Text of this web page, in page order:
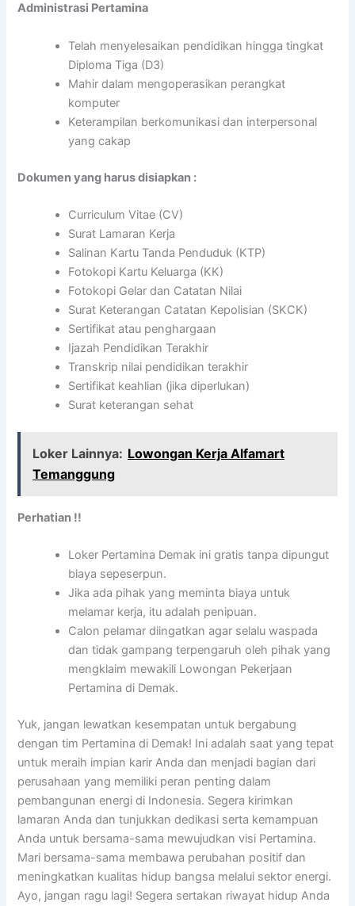
Administrasi Pertamina
Telah menyelesaikan pendidikan hingga tingkat
Diploma Tiga (D3)
Mahir dalam mengoperasikan perangkat
komputer
Keterampilan berkomunikasi dan interpersonal
yang cakap
Dokumen yang harus disiapkan :
Curriculum Vitae (CV)
Surat Lamaran Kerja
Salinan Kartu Tanda Penduduk (KTP)
Fotokopi Kartu Keluarga (KK)
Fotokopi Gelar dan Catatan Nilai
Surat Keterangan Catatan Kepolisian (SKCK)
Sertifikat atau penghargaan
Ijazah Pendidikan Terakhir
Transkrip nilai pendidikan terakhir
Sertifikat keahlian (jika diperlukan)
Surat keterangan sehat
Loker Lainnya: Lowongan Kerja Alfamart
Temanggung
Perhatian !!
Loker Pertamina Demak ini gratis tanpa dipungut
biaya sepeserpun.
Jika ada pihak yang meminta biaya untuk
melamar kerja, itu adalah penipuan.
Calon pelamar diingatkan agar selalu waspada
dan tidak gampang terpengaruh oleh pihak yang
mengklaim mewakili Lowongan Pekerjaan
Pertamina di Demak.
Yuk, jangan lewatkan kesempatan untuk bergabung
dengan tim Pertamina di Demak! Ini adalah saat yang tepat
untuk meraih impian karir Anda dan menjadi bagian dari
perusahaan yang memiliki peran penting dalam
pembangunan energi di Indonesia. Segera kirimkan
lamaran Anda dan tunjukkan dedikasi serta kemampuan
Anda untuk bersama-sama mewujudkan visi Pertamina.
Mari bersama-sama membawa perubahan positif dan
meningkatkan kualitas hidup bangsa melalui sektor energi.
Ayo, jangan ragu lagi! Segera sertakan riwayat hidup Anda